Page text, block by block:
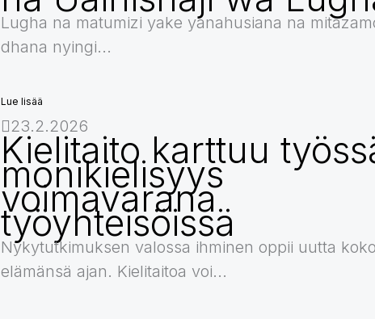
Lugha na matumizi yake yanahusiana na
dhana nyingi...
Lue lisää
23.2.2026
Kielitaito karttuu
monikielisyys
voimavarana
työyhteisöissä
Nykytutkimuksen valossa ihminen oppii uutta koko
elämänsä ajan. Kielitaitoa voi...